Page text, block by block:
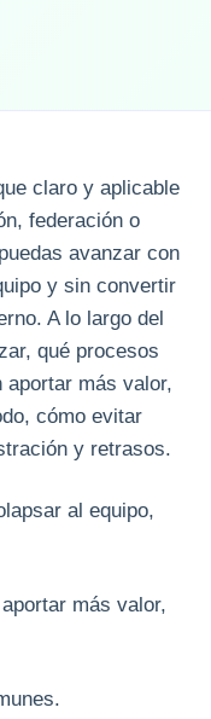
claro y aplicable
federación o
avanzar con
y sin convertir
A lo largo del
qué procesos
aportar más valor,
cómo evitar
y retrasos.
al equipo,
más valor,